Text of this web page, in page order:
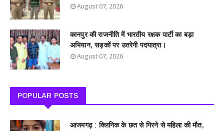
August 07, 2026
कानपुर की राजनीति में भारतीय रक्षक पार्टी का बड़ा
अभियान, सड़कों पर उतरेगी पदयात्रा।
August 07, 2026
POPULAR POSTS
आजमगढ़ : क्लिनिक के छत से गिरने से महिला की मौत,